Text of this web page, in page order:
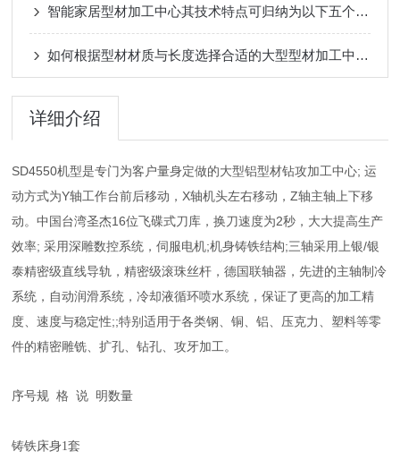
智能家居型材加工中心其技术特点可归纳为以下五个方面
如何根据型材材质与长度选择合适的大型型材加工中心？
详细介绍
SD4550机型是专门为客户量身定做的大型铝型材钻攻加工中心; 运
动方式为Y轴工作台前后移动，X轴机头左右移动，Z轴主轴上下移
动。中国台湾圣杰16位飞碟式刀库，换刀速度为2秒，大大提高生产
效率; 采用深雕数控系统，伺服电机;机身铸铁结构;三轴采用上银/银
泰精密级直线导轨，精密级滚珠丝杆，德国联轴器，先进的主轴制冷
系统，自动润滑系统，冷却液循环喷水系统，保证了更高的加工精
度、速度与稳定性;;特别适用于各类钢、铜、铝、压克力、塑料等零
件的精密雕铣、扩孔、钻孔、攻牙加工。
序号规 格 说 明数量
铸铁床身1套